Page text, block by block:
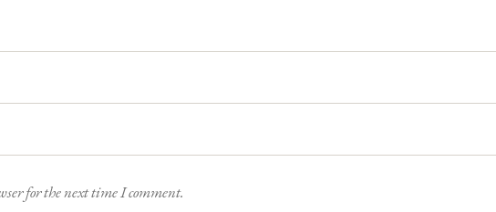
for the next time I comment.